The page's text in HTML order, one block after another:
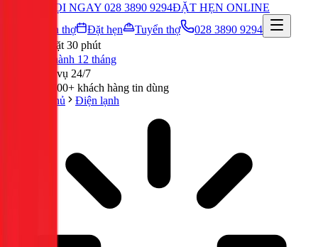
GỌI NGAY 028 3890 9294ĐẶT HẸN ONLINE
Tuyển thợ
Đặt hẹn Tuyển thợ
028 3890 9294
Có mặt 30 phút
Bảo hành 12 tháng
Phục vụ 24/7
300,000+ khách hàng tin dùng
Trang chủ
Điện lạnh